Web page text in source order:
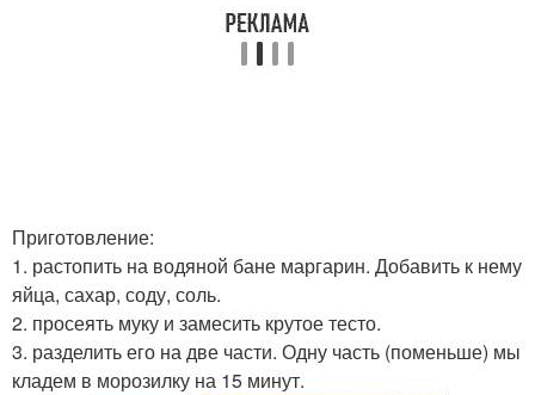
Приготовление:
1. растопить на водяной бане маргарин. Добавить к нему
яйца, сахар, соду, соль.
2. просеять муку и замесить крутое тесто.
3. разделить его на две части. Одну часть (поменьше) мы
кладем в морозилку на 15 минут.